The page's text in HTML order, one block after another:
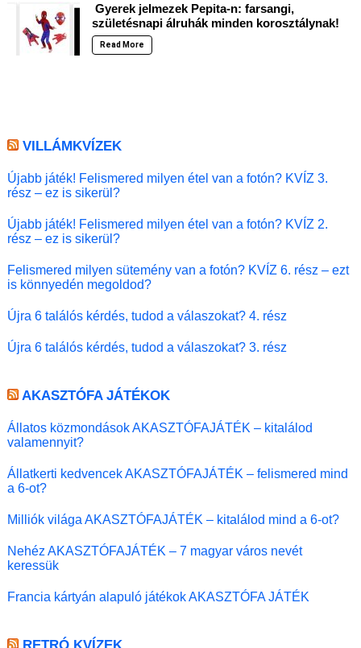
Gyerek jelmezek Pepita-n: farsangi,
születésnapi álruhák minden korosztálynak!
Read More
VILLÁMKVÍZEK
Újabb játék! Felismered milyen étel van a fotón? KVÍZ 3.
rész – ez is sikerül?
Újabb játék! Felismered milyen étel van a fotón? KVÍZ 2.
rész – ez is sikerül?
Felismered milyen sütemény van a fotón? KVÍZ 6. rész – ezt
is könnyedén megoldod?
Újra 6 találós kérdés, tudod a válaszokat? 4. rész
Újra 6 találós kérdés, tudod a válaszokat? 3. rész
AKASZTÓFA JÁTÉKOK
Állatos közmondások AKASZTÓFAJÁTÉK – kitalálod
valamennyit?
Állatkerti kedvencek AKASZTÓFAJÁTÉK – felismered mind
a 6-ot?
Milliók világa AKASZTÓFAJÁTÉK – kitalálod mind a 6-ot?
Nehéz AKASZTÓFAJÁTÉK – 7 magyar város nevét
keressük
Francia kártyán alapuló játékok AKASZTÓFA JÁTÉK